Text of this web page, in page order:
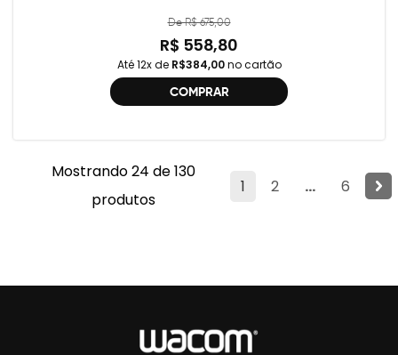
De R$ 675,00
R$ 558,80
Até 12x de R$384,00no cartão
COMPRAR
1 2 ... 6
Mostrando 24 de 130
produtos